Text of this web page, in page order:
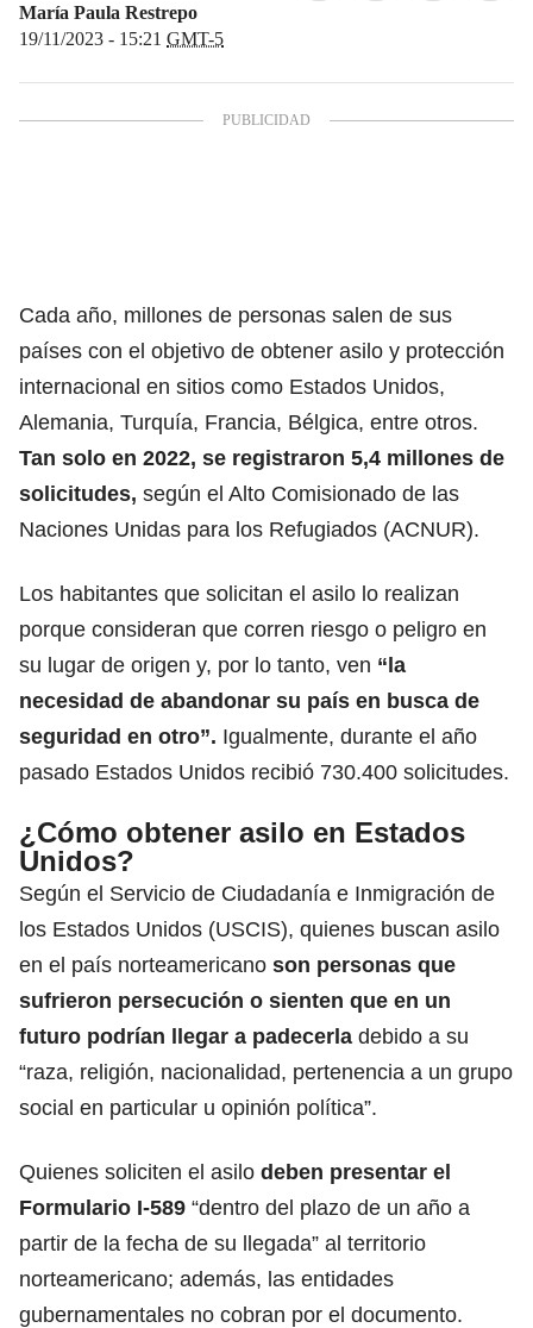
María Paula Restrepo
19/11/2023 - 15:21 GMT-5
Cada año, millones de personas salen de sus
países con el objetivo de obtener asilo y protección
internacional en sitios como Estados Unidos,
Alemania, Turquía, Francia, Bélgica, entre otros.
Tan solo en 2022, se registraron 5,4 millones de
solicitudes, según el Alto Comisionado de las
Naciones Unidas para los Refugiados (ACNUR).
Los habitantes que solicitan el asilo lo realizan
porque consideran que corren riesgo o peligro en
su lugar de origen y, por lo tanto, ven “la
necesidad de abandonar su país en busca de
seguridad en otro”. Igualmente, durante el año
pasado Estados Unidos recibió 730.400 solicitudes.
¿Cómo obtener asilo en Estados
Unidos?
Según el Servicio de Ciudadanía e Inmigración de
los Estados Unidos (USCIS), quienes buscan asilo
en el país norteamericano son personas que
sufrieron persecución o sienten que en un
futuro podrían llegar a padecerla debido a su
“raza, religión, nacionalidad, pertenencia a un grupo
social en particular u opinión política”.
Quienes soliciten el asilo deben presentar el
Formulario I-589 “dentro del plazo de un año a
partir de la fecha de su llegada” al territorio
norteamericano; además, las entidades
gubernamentales no cobran por el documento.